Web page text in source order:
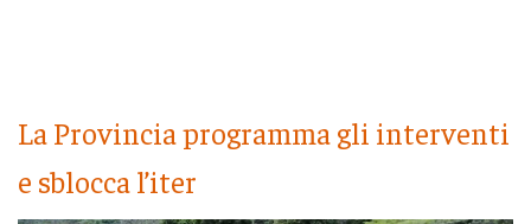
La Provincia programma gli interventi
e sblocca l’iter